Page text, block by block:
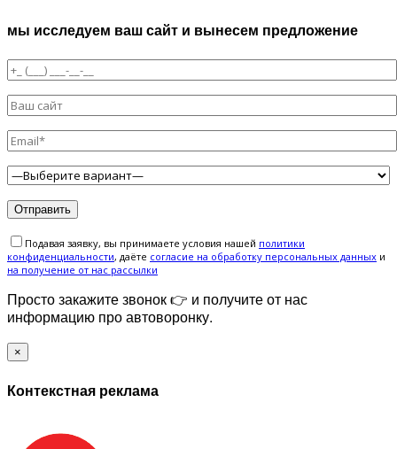
мы исследуем ваш сайт и вынесем предложение
Подавая заявку, вы принимаете условия нашей политики
конфиденциальности, даёте cогласие на обработку персональных данных и
на получение от нас рассылки
Просто закажите звонок 👉 и получите от нас
информацию про автоворонку.
×
Контекстная реклама